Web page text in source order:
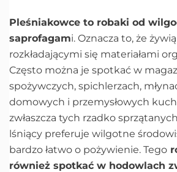
Pleśniakowce to robaki od
saprofagami. Oznacza to, że
rozkładającymi się materiałami
Często można je spotkać w
spożywczych, spichlerzach,
domowych i przemysłowych
zwłaszcza tych rzadko
lśniący preferuje wilgotne
bardzo łatwo o pożywienie. Tego
również spotkać w hodowlach